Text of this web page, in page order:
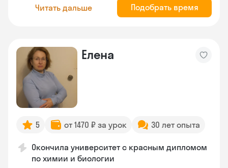
Читать дальше Подобрать время
Елена
5 от 1470 ₽ за урок 30 лет опыта
Окончила университет с красным дипломом
по химии и биологии